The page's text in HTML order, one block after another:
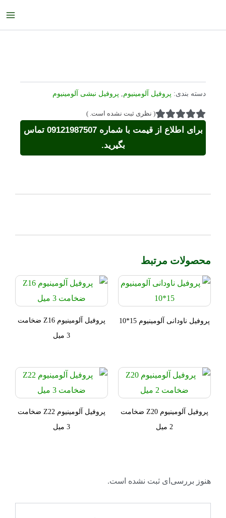
دسته بندی: پروفیل آلومینیوم پروفیل نبشی آلومینیوم
( نظری ثبت نشده است. )
برای اطلاع از قیمت با شماره 09121987507 تماس
بگیرید.
محصولات مرتبط
پروفیل ناودانی آلومینیوم 15*10
پروفیل آلومینیوم Z16 ضخامت
3 میل
پروفیل آلومینیوم Z20 ضخامت
2 میل
پروفیل آلومینیوم Z22 ضخامت
3 میل
هنوز بررسی‌ای ثبت نشده است.